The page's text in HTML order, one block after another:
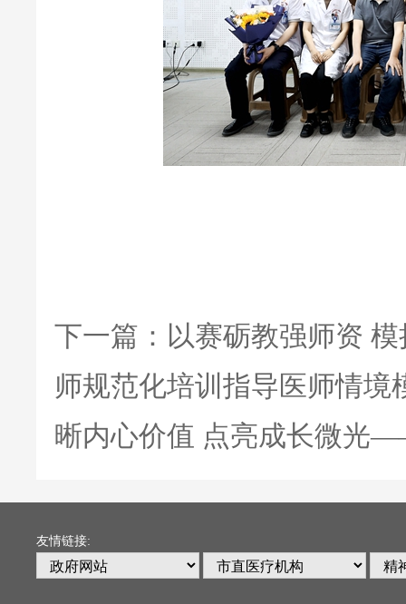
下一篇： 以赛砺教强师资
师规范化培训指导医师情境
晰内心价值 点亮成长微光
友情链接: